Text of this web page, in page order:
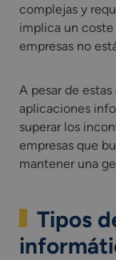
complejas y
implica un
empresas no
A pesar de
aplicaciones
superar los
empresas que
mantener una
Tipos